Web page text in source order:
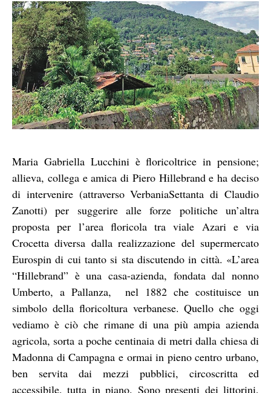
Maria Gabriella Lucchini è floricoltrice in pensione;
allieva, collega e amica di Piero Hillebrand e ha deciso
di intervenire (attraverso VerbaniaSettanta di Claudio
Zanotti) per suggerire alle forze politiche un’altra
proposta per l’area floricola tra viale Azari e via
Crocetta diversa dalla realizzazione del supermercato
Eurospin di cui tanto si sta discutendo in città. «L’area
“Hillebrand” è una casa-azienda, fondata dal nonno
Umberto, a Pallanza,
nel 1882 che costituisce un
simbolo della floricoltura verbanese. Quello che oggi
vediamo è ciò che rimane di una più ampia azienda
agricola, sorta a poche centinaia di metri dalla chiesa di
Madonna di Campagna e ormai in pieno centro urbano,
ben servita dai mezzi pubblici, circoscritta ed
accessibile, tutta in piano. Sono presenti dei littorini,